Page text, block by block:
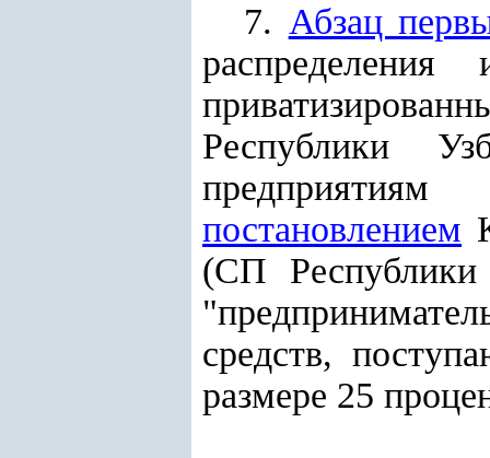
7. Абзац
Республики
постановлением
(СП
средств,
размере 25